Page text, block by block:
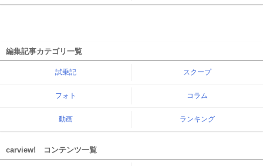
編集記事カテゴリ一覧
試乗記 スクープ
フォト コラム
動画 ランキング
carview! コンテンツ一覧